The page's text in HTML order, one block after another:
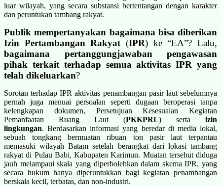
luar wilayah, yang secara substansi bertentangan dengan karakter
dan peruntukan tambang rakyat.
Publik mempertanyakan bagaimana bisa diberikan
Izin Pertambangan Rakyat (IPR) ke “EA”? Lalu,
bagaimana pertanggungjawaban pengawasan
pihak terkait terhadap semua aktivitas IPR yang
telah dikeluarkan?
Sorotan terhadap IPR aktivitas penambangan pasir laut sebelumnya
pernah juga menuai persoalan seperti dugaan beroperasi tanpa
kelengkapan dokumen, Persetujuan Kesesuaian Kegiatan
Pemanfaatan Ruang Laut (PKKPRL) serta izin
lingkungan. Berdasarkan informasi yang beredar di media lokal,
sebuah tongkang bermuatan ribuan ton pasir laut terpantau
memasuki wilayah Batam setelah berangkat dari lokasi tambang
rakyat di Pulau Babi, Kabupaten Karimun. Muatan tersebut diduga
jauh melampaui skala yang diperbolehkan dalam skema IPR, yang
secara hukum hanya diperuntukkan bagi kegiatan penambangan
berskala kecil, terbatas, dan non-industri.